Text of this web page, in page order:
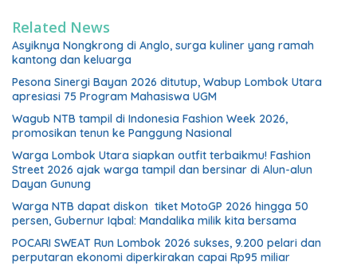
Related News
Asyiknya Nongkrong di Anglo, surga kuliner yang ramah
kantong dan keluarga
Pesona Sinergi Bayan 2026 ditutup, Wabup Lombok Utara
apresiasi 75 Program Mahasiswa UGM
Wagub NTB tampil di Indonesia Fashion Week 2026,
promosikan tenun ke Panggung Nasional
Warga Lombok Utara siapkan outfit terbaikmu! Fashion
Street 2026 ajak warga tampil dan bersinar di Alun-alun
Dayan Gunung
Warga NTB dapat diskon tiket MotoGP 2026 hingga 50
persen, Gubernur Iqbal: Mandalika milik kita bersama
POCARI SWEAT Run Lombok 2026 sukses, 9.200 pelari dan
perputaran ekonomi diperkirakan capai Rp95 miliar